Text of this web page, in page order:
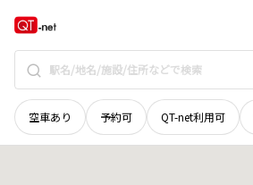
空車あり 予約可 QT-net利用可
広島県